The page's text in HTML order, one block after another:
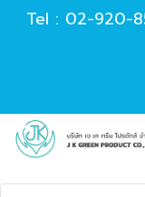
Tel : 02-920-